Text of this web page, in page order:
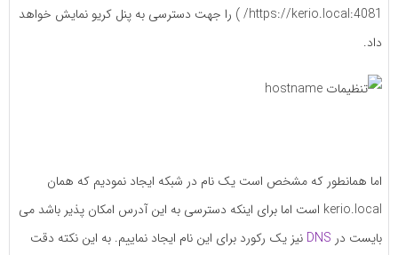
https://kerio.local:4081/ ) را جهت دسترسی به پنل کریو نمایش خواهد
داد.
اما همانطور که مشخص است یک نام در شبکه ایجاد نمودیم که همان
kerio.local است اما برای اینکه دسترسی به این آدرس امکان پذیر باشد می
بایست در DNSنیز یک رکورد برای این نام ایجاد نماییم. به این نکته دقت